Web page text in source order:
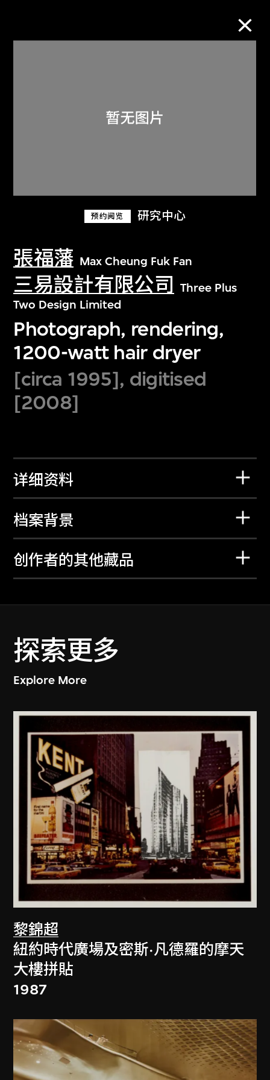
预约阅览 研究中心
張福藩 Max Cheung Fuk Fan
三易設計有限公司
Three Plus
Two Design Limited
Photograph, rendering,
1200-watt hair dryer
[circa 1995], digitised
[2008]
详细资料
档案背景
创作者的其他藏品
探索更多
Explore More
黎錦超
紐約時代廣場及密斯·凡德羅的摩天
大樓拼貼
1987
关于M+藏品
探索世界顶级的二十及二十一世纪视觉
文化藏品。